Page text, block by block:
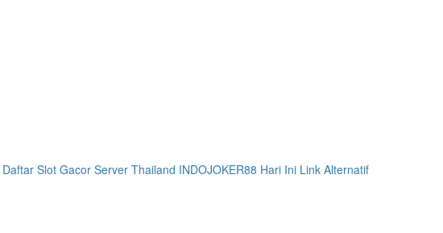
Daftar Slot Gacor Server Thailand INDOJOKER88 Hari Ini Link Alternatif